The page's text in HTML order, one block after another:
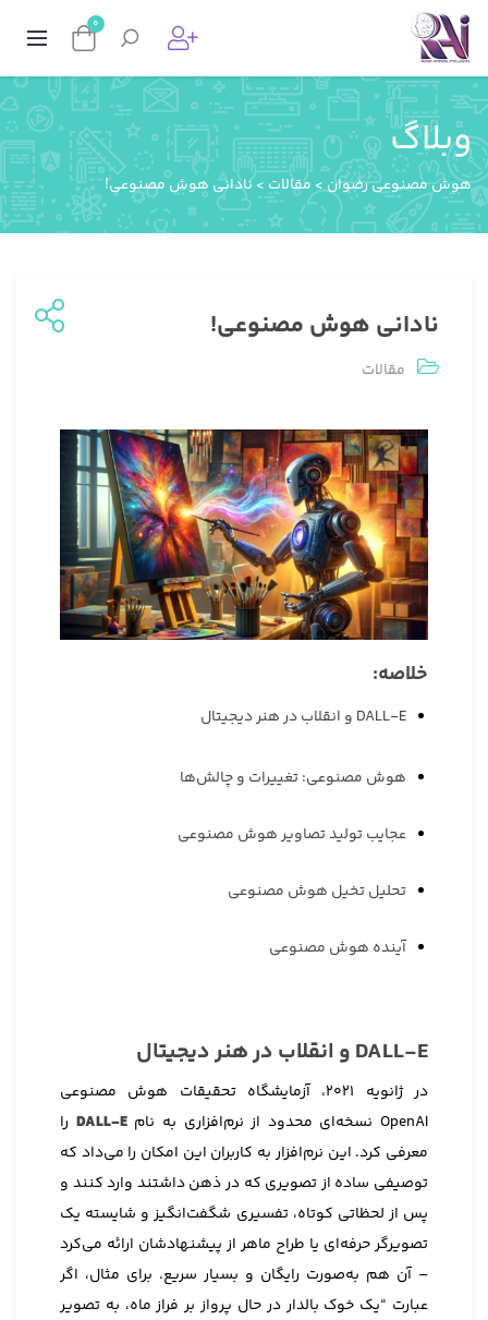
0
وبلاگ
هوش مصنوعی رضوان> مقالات >نادانی هوش مصنوعی!
نادانی هوش مصنوعی!
مقالات
خلاصه:
DALL-E و انقلاب در هنر دیجیتال
هوش مصنوعی: تغییرات و چالش‌ها
عجایب تولید تصاویر هوش مصنوعی
تحلیل تخیل هوش مصنوعی
آینده هوش مصنوعی
DALL-E و انقلاب در هنر دیجیتال
در ژانویه 2021، آزمایشگاه تحقیقات هوش مصنوعی
OpenAI نسخه‌ای محدود از نرم‌افزاری به نام
DALL-E را
معرفی کرد. این نرم‌افزار به کاربران این امکان را می‌داد که
توصیفی ساده از تصویری که در ذهن داشتند وارد کنند و
پس از لحظاتی کوتاه، تفسیری شگفت‌انگیز و شایسته یک
تصویرگر حرفه‌ای یا طراح ماهر از پیشنهادشان ارائه می‌کرد
– آن هم به‌صورت رایگان و بسیار سریع. برای مثال، اگر
عبارت “یک خوک بالدار در حال پرواز بر فراز ماه، به تصویر